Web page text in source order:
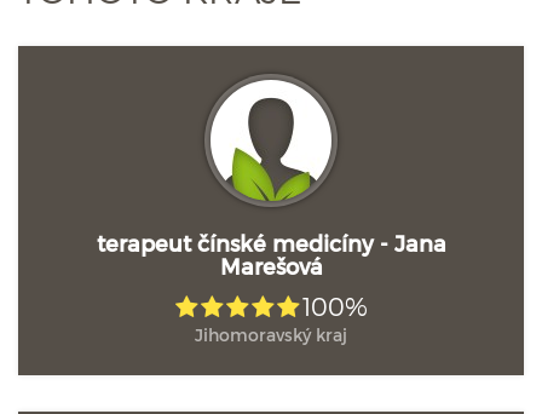
terapeut čínské medicíny - Jana
Marešová
100%
Jihomoravský kraj